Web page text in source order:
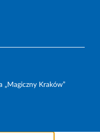
„Magiczny Kraków”